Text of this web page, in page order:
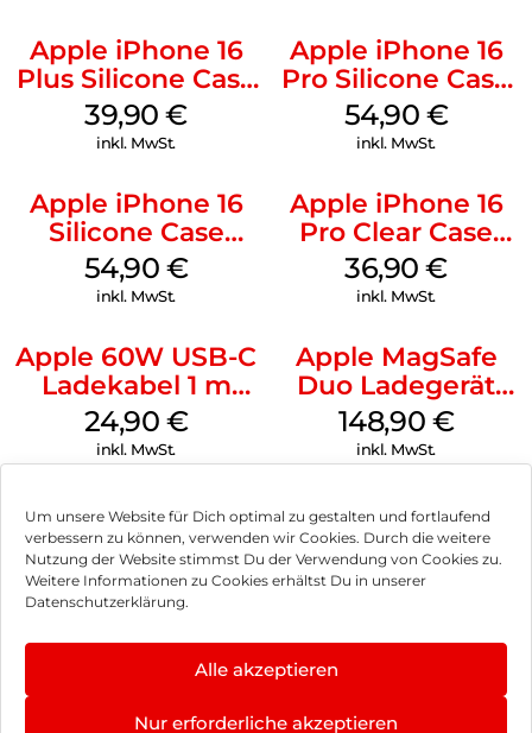
Um unsere Website für Dich optimal zu gestalten und fortlaufend
verbessern zu können, verwenden wir Cookies. Durch die weitere
Nutzung der Website stimmst Du der Verwendung von Cookies zu.
Weitere Informationen zu Cookies erhältst Du in unserer
Datenschutzerklärung.
Alle akzeptieren
Nur erforderliche akzeptieren
Apple iPhone 16
Plus Silicone Case
MagSafe Plum
39,90€
inkl. MwSt.
Apple iPhone 16
Pro Silicone Case
MagSafe Black
54,90 €
inkl. MwSt.
Apple iPhone 16
Silicone Case
MagSafe Lake
Green
54,90 €
inkl. MwSt.
Apple iPhone 16
Pro Clear Case
MagSafe
Transparent
36,90€
inkl. MwSt.
Apple 60W USB-C
Ladekabel 1 m
Weiß
24,90 €
inkl. MwSt.
Apple MagSafe
Duo Ladegerät
Weiß
148,90 €
inkl. MwSt.
Impressum